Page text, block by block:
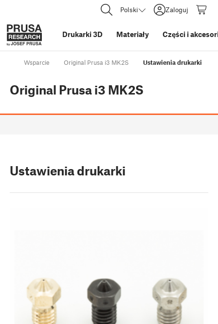
Polski Zaloguj
Drukarki 3D Materiały Części i
Wsparcie Original Prusa i3 MK2S Ustawienia drukarki
Original Prusa i3 MK2S
Ustawienia drukarki